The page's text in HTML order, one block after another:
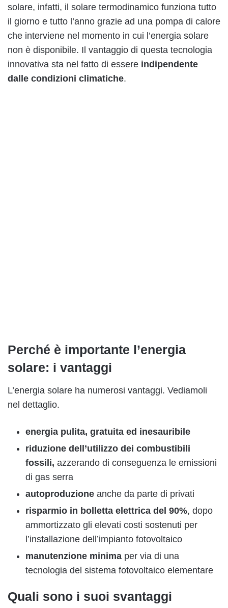
solare, infatti, il solare termodinamico funziona tutto
il giorno e tutto l’anno grazie ad una pompa di calore
che interviene nel momento in cui l’energia solare
non è disponibile. Il vantaggio di questa tecnologia
innovativa sta nel fatto di essere indipendente
dalle condizioni climatiche.
Perché è importante l’energia
solare: i vantaggi
L’energia solare ha numerosi vantaggi. Vediamoli
nel dettaglio.
energia pulita, gratuita ed inesauribile
riduzione dell’utilizzo dei combustibili
fossili, azzerando di conseguenza le emissioni
di gas serra
autoproduzione anche da parte di privati
risparmio in bolletta elettrica del 90%, dopo
ammortizzato gli elevati costi sostenuti per
l’installazione dell’impianto fotovoltaico
manutenzione minima per via di una
tecnologia del sistema fotovoltaico elementare
Quali sono i suoi svantaggi